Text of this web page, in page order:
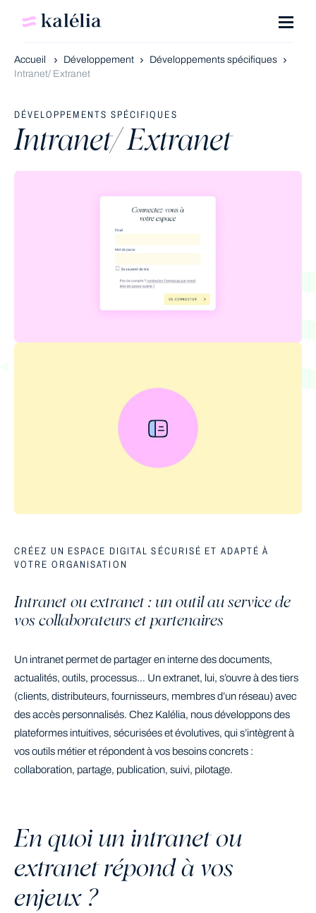
Accueil Développement
Développements spécifiques
Intranet/ Extranet
DÉVELOPPEMENTS SPÉCIFIQUES
Intranet/ Extranet
CRÉEZ UN ESPACE DIGITAL SÉCURISÉ ET ADAPTÉ À
VOTRE ORGANISATION
Intranet ou extranet : un outil au service de
vos collaborateurs et partenaires
Un intranet permet de partager en interne des documents,
actualités, outils, processus… Un extranet, lui, s’ouvre à des tiers
(clients, distributeurs, fournisseurs, membres d’un réseau) avec
des accès personnalisés. Chez Kalélia, nous développons des
plateformes intuitives, sécurisées et évolutives, qui s’intègrent à
vos outils métier et répondent à vos besoins concrets :
collaboration, partage, publication, suivi, pilotage.
En quoi un intranet ou
extranet répond à vos
enjeux ?